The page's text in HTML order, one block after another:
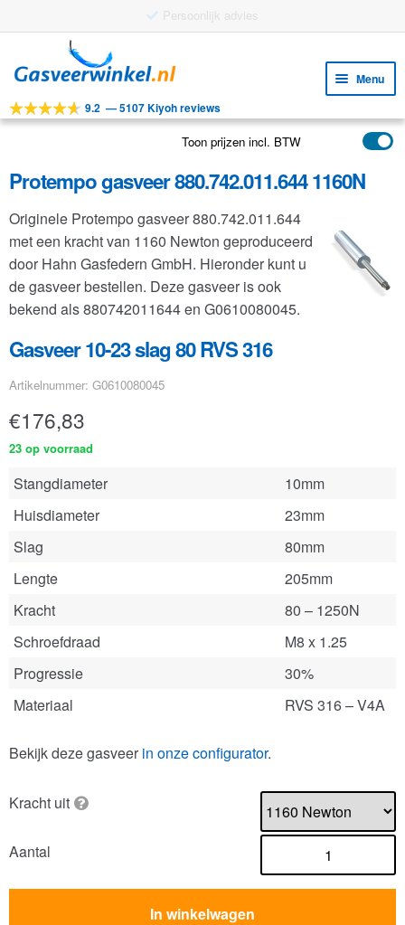
Gratis verzending vanaf €25
door
navigatie
naar
inhoud
Menu
Tools
Toepassingen
Klantenservice
FAQ
9.2 —5107 Kiyoh reviews
Toon prijzen incl. BTW
Protempo gasveer 880.742.011.644 1160N
Originele Protempo gasveer 880.742.011.644
met een kracht van 1160 Newton geproduceerd
door Hahn Gasfedern GmbH. Hieronder kunt u
de gasveer bestellen. Deze gasveer is ook
bekend als 880742011644 en G0610080045.
Gasveer 10-23 slag 80 RVS 316
Artikelnummer: G0610080045
€176,83
23 op voorraad
Stangdiameter
10mm
Huisdiameter
23mm
Slag
80mm
Lengte
205mm
Kracht
80 – 1250N
Schroefdraad
M8 x 1.25
Progressie
30%
Materiaal
RVS 316 – V4A
Bekijk deze gasveer in onze configurator.
Kracht uit
Aantal
In winkelwagen